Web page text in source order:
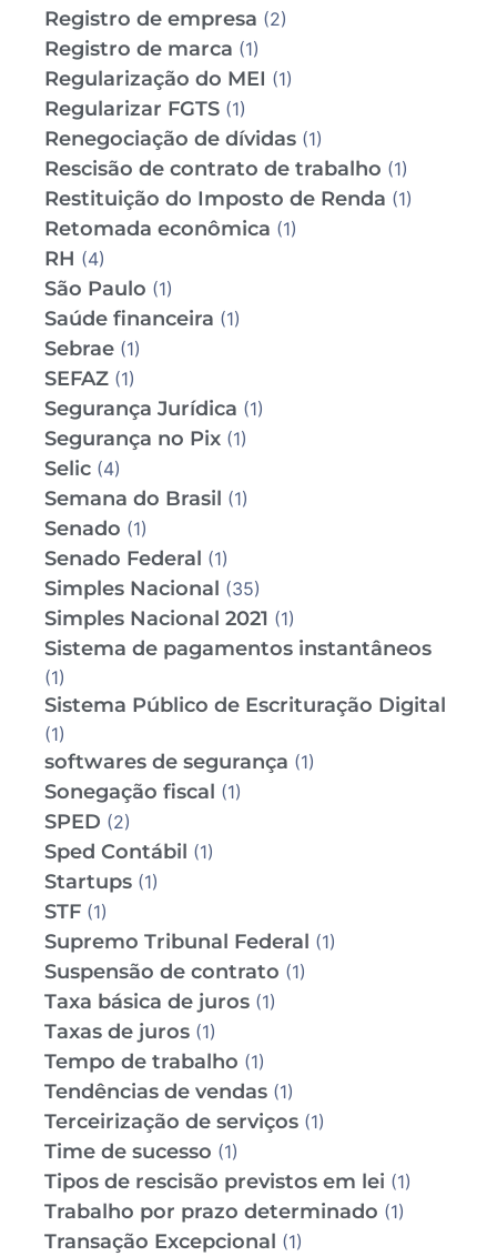
Registro de empresa (2)
Registro de marca (1)
Regularização do MEI (1)
Regularizar FGTS (1)
Renegociação de dívidas (1)
Rescisão de contrato de trabalho (1)
Restituição do Imposto de Renda (1)
Retomada econômica (1)
RH (4)
São Paulo (1)
Saúde financeira (1)
Sebrae (1)
SEFAZ (1)
Segurança Jurídica (1)
Segurança no Pix (1)
Selic (4)
Semana do Brasil (1)
Senado (1)
Senado Federal (1)
Simples Nacional (35)
Simples Nacional 2021 (1)
Sistema de pagamentos instantâneos
(1)
Sistema Público de Escrituração Digital
(1)
softwares de segurança (1)
Sonegação fiscal (1)
SPED (2)
Sped Contábil (1)
Startups (1)
STF (1)
Supremo Tribunal Federal (1)
Suspensão de contrato (1)
Taxa básica de juros (1)
Taxas de juros (1)
Tempo de trabalho (1)
Tendências de vendas (1)
Terceirização de serviços (1)
Time de sucesso (1)
Tipos de rescisão previstos em lei (1)
Trabalho por prazo determinado (1)
Transação Excepcional (1)